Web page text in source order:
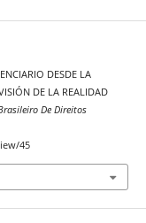
DESDE LA
DE LA REALIDAD
De Direitos
45